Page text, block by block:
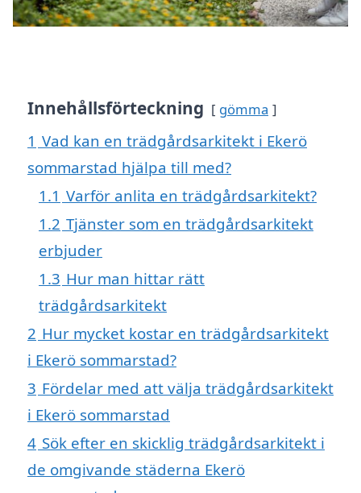
Innehållsförteckning gömma
1 Vad kan en trädgårdsarkitekt i Ekerö
sommarstad hjälpa till med?
1.1 Varför anlita en trädgårdsarkitekt?
1.2 Tjänster som en trädgårdsarkitekt
erbjuder
1.3 Hur man hittar rätt
trädgårdsarkitekt
2 Hur mycket kostar en trädgårdsarkitekt
i Ekerö sommarstad?
3 Fördelar med att välja trädgårdsarkitekt
i Ekerö sommarstad
4 Sök efter en skicklig trädgårdsarkitekt i
de omgivande städerna Ekerö